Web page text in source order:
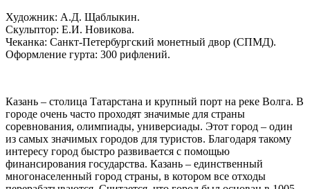
Художник: А.Д. Щаблыкин.
Скульптор: Е.И. Новикова.
Чеканка: Санкт-Петербургский монетный двор (СПМД).
Оформление гурта: 300 рифлений.
Казань – столица Татарстана и крупный порт на реке Волга. В
городе очень часто проходят значимые для страны
соревнования, олимпиады, универсиады. Этот город – один
из самых значимых городов для туристов. Благодаря такому
интересу город быстро развивается с помощью
финансирования государства. Казань – единственный
многонаселенный город страны, в котором все отходы